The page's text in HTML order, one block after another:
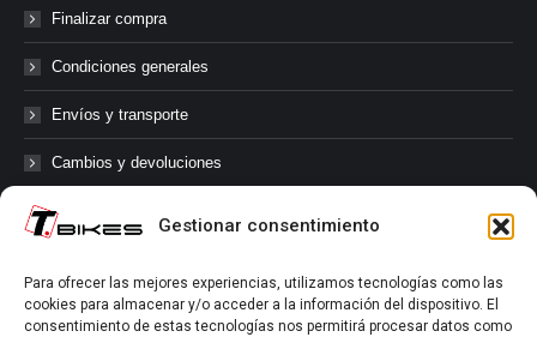
Gestionar consentimiento
Para ofrecer las mejores experiencias, utilizamos tecnologías como las
cookies para almacenar y/o acceder a la información del dispositivo. El
consentimiento de estas tecnologías nos permitirá procesar datos como
Finalizar compra
Condiciones generales
Envíos y transporte
Cambios y devoluciones
@tbikes.cat #tbikes
Síguenos en las redes sociales de Tbikes, mantente informado de